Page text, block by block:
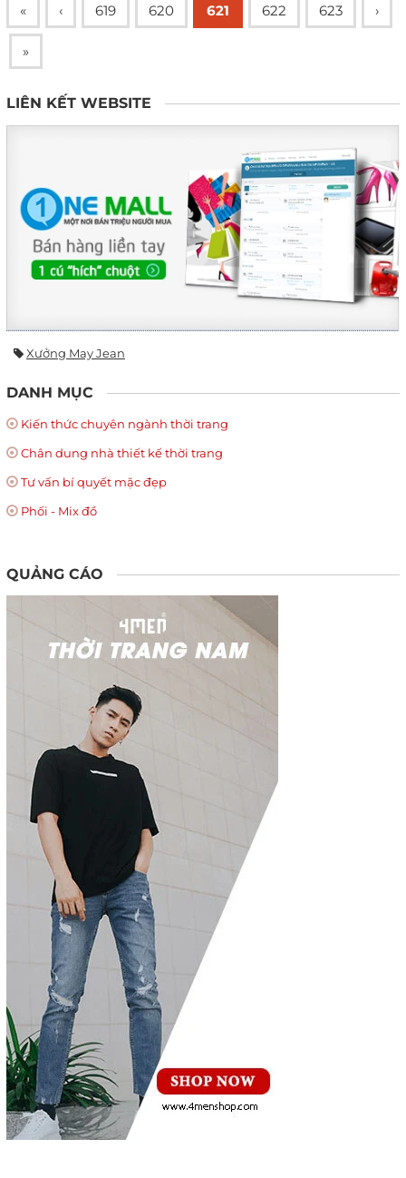
« ‹ 619 620 621 622 623 ›
»
LIÊN KẾT WEBSITE
Xưởng May Jean
DANH MỤC
Kiến thức chuyên ngành thời trang
Chân dung nhà thiết kế thời trang
Tư vấn bí quyết mặc đẹp
Phối - Mix đồ
QUẢNG CÁO